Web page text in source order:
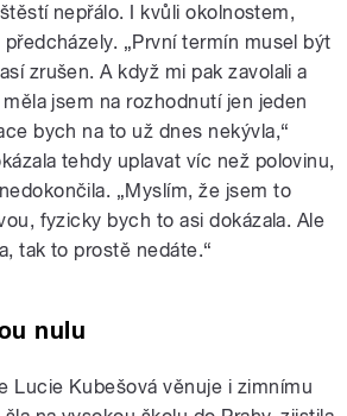
nepřálo. I kvůli okolnostem,
„První termín musel být
zrušen. A když mi pak zavolali a
jsem na rozhodnutí jen jeden
bych na to už dnes nekývla,“
tehdy uplavat víc než polovinu,
„Myslím, že jsem to
fyzicky bych to asi dokázala. Ale
tak to prostě nedáte.“
nulu
Lucie Kubešová věnuje i zimnímu